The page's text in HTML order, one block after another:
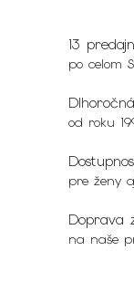
13
po celom
od roku
pre ženy
Doprava
na naše